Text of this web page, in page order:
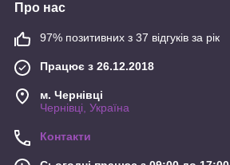
Про нас
97% позитивних з 37 відгуків за рік
Працює з 26.12.2018
м. Чернівці
Чернівці, Україна
Контакти